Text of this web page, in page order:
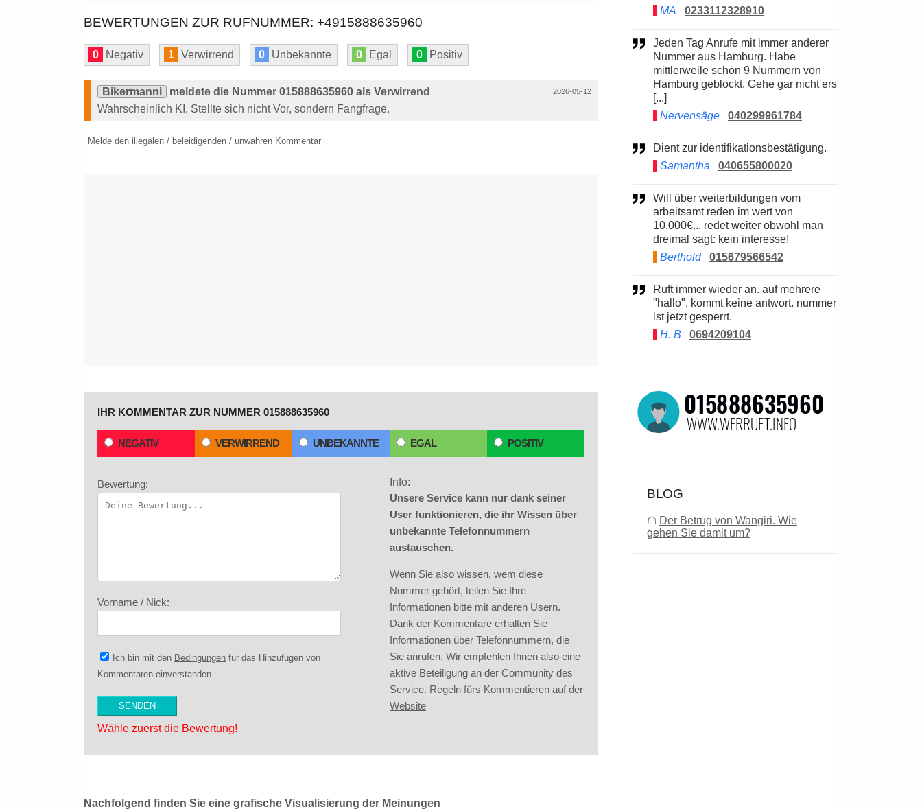
BEWERTUNGEN ZUR RUFNUMMER: +4915888635960
0 Negativ 1 Verwirrend 0 Unbekannte 0 Egal 0 Positiv
2026-05-12
Bikermanni
meldete die Nummer 015888635960 als Verwirrend
Wahrscheinlich KI, Stellte sich nicht Vor, sondern Fangfrage.
Melde den illegalen / beleidigenden / unwahren Kommentar
IHR KOMMENTAR ZUR NUMMER 015888635960
NEGATIV VERWIRREND UNBEKANNTE EGAL POSITIV
Bewertung:
Vorname / Nick:
Ich bin mit den Bedingungen für das Hinzufügen von
Kommentaren einverstanden
Wähle zuerst die Bewertung!
Info:
Unsere Service kann nur dank seiner
User funktionieren, die ihr Wissen über
unbekannte Telefonnummern
austauschen.
Wenn Sie also wissen, wem diese
Nummer gehört, teilen Sie Ihre
Informationen bitte mit anderen Usern.
Dank der Kommentare erhalten Sie
Informationen über Telefonnummern, die
Sie anrufen. Wir empfehlen Ihnen also eine
aktive Beteiligung an der Community des
Service. Regeln fürs Kommentieren auf der
Website
Nachfolgend finden Sie eine grafische Visualisierung der Meinungen
MA
0233112328910
Jeden Tag Anrufe mit immer anderer
Nummer aus Hamburg. Habe
mittlerweile schon 9 Nummern von
Hamburg geblockt. Gehe gar nicht ers
[...]
Nervensäge
040299961784
Dient zur identifikationsbestätigung.
Samantha
040655800020
Will über weiterbildungen vom
arbeitsamt reden im wert von
10.000€... redet weiter obwohl man
dreimal sagt: kein interesse!
Berthold
015679566542
Ruft immer wieder an. auf mehrere
"hallo", kommt keine antwort. nummer
ist jetzt gesperrt.
H. B
0694209104
BLOG
☖ Der Betrug von Wangiri. Wie
gehen Sie damit um?